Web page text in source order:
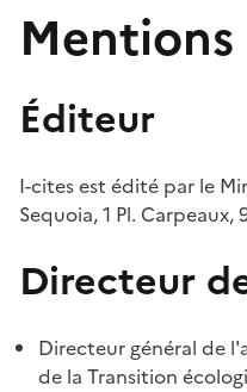
Mentions
Éditeur
I-cites est édité par le
Sequoia, 1 Pl. Carpeaux,
Directeur
Directeur général de
de la Transition